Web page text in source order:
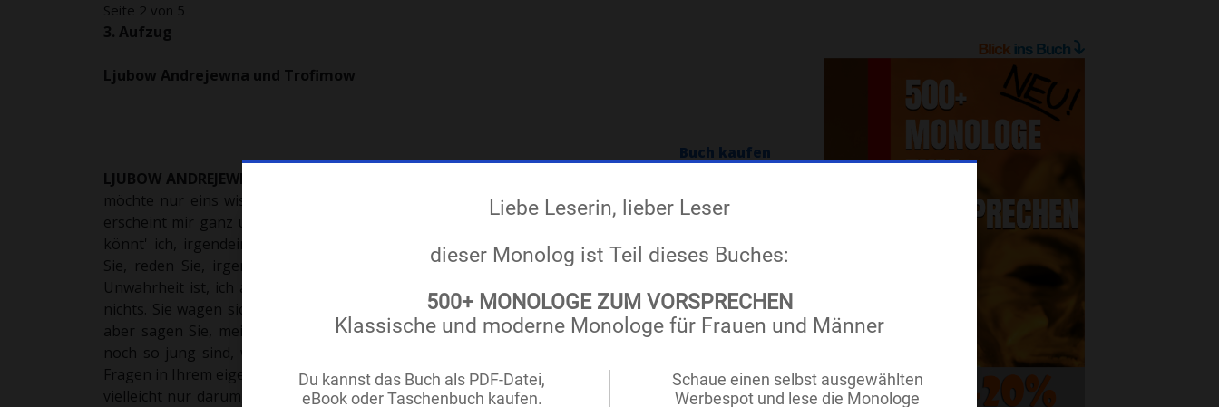
Seite 2 von 5
3. Aufzug
Ljubow Andrejewna und Trofimow
Buch kaufen
LJUBOW ANDREJEWNA
möchte nur eins wissen: ob das Gut verkauft ist oder nicht. Das Unglück
erscheint mir ganz unfaßbar; ich weiß nicht, was ich denken soll. Schreien
könnt' ich, irgendeine Dummheit begehen. Retten sie mich, Petja: reden
Sie, reden Sie, irgend etwas ... [...]
Sie sehen, wo die Wahrheit oder die
Unwahrheit ist, ich aber habe einfach die Sehkraft verloren, ich sehe gar
nichts. Sie wagen sich mutig an die Entscheidung aller wichtigen Fragen –
aber sagen Sie, mein Lieber: Geschieht das nicht einfach darum, weil Sie
noch so jung sind, weil Sie noch keine Zeit hatten, auch nur eine dieser
Fragen in Ihrem eigenen Ich zu erproben? Sie schauen kühn in die Zukunft:
vielleicht nur darum, weil Sie nichts Schlimme sehen und erwarten, da das